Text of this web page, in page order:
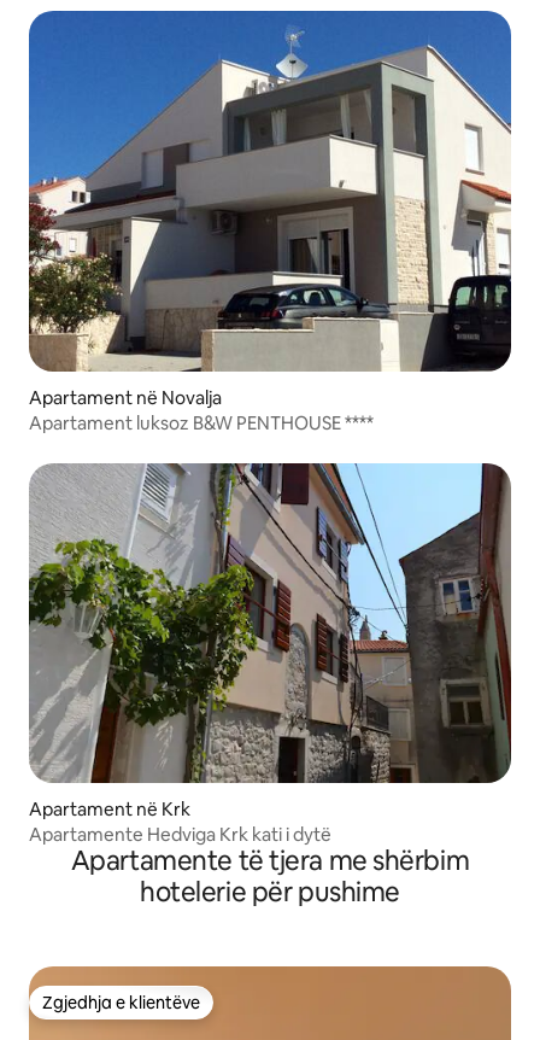
Apartament në Novalja
Apartament luksoz B&W PENTHOUSE ****
Apartament në Krk
Apartamente Hedviga Krk kati i dytë
Apartamente të tjera me shërbim
hotelerie për pushime
Zgjedhja e klientëve
Zgjedhja e klientëve